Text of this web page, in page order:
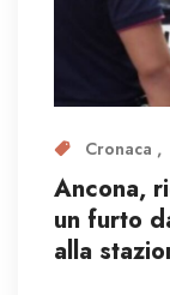
Cronaca
Ancona,
un furto
alla